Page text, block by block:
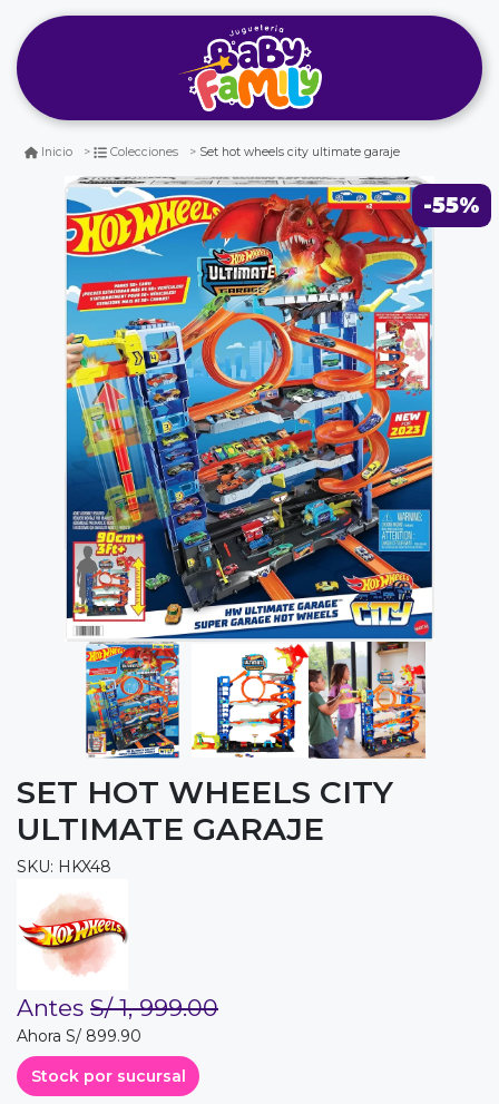
Inicio Colecciones Set hot wheels city ultimate garaje
-55%
SET HOT WHEELS CITY
ULTIMATE GARAJE
SKU: HKX48
Antes S/ 1, 999.00
Ahora S/ 899.90
Stock por sucursal